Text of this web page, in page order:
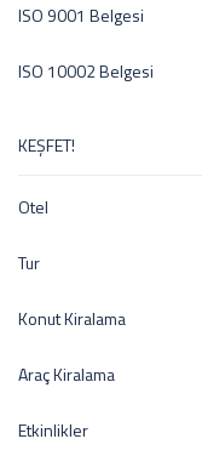
ISO 9001 Belgesi
ISO 10002 Belgesi
KEŞFET!
Otel
Tur
Konut Kiralama
Araç Kiralama
Etkinlikler